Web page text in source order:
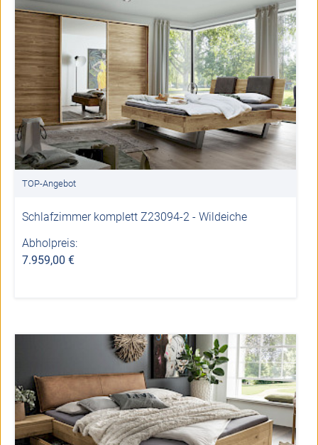
TOP-Angebot
Schlafzimmer komplett Z23094-2 - Wildeiche
Abholpreis:
7.959,00 €